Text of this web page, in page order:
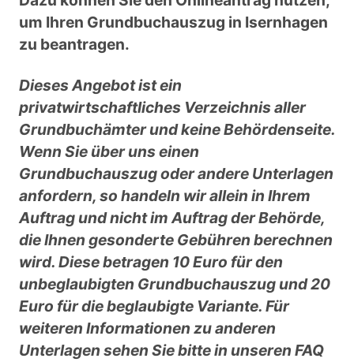
um Ihren Grundbuchauszug in Isernhagen
zu beantragen.
Dieses Angebot ist ein
privatwirtschaftliches Verzeichnis aller
Grundbuchämter und keine Behördenseite.
Wenn Sie über uns einen
Grundbuchauszug oder andere Unterlagen
anfordern, so handeln wir allein in Ihrem
Auftrag und nicht im Auftrag der Behörde,
die Ihnen gesonderte Gebühren berechnen
wird. Diese betragen 10 Euro für den
unbeglaubigten Grundbuchauszug und 20
Euro für die beglaubigte Variante. Für
weiteren Informationen zu anderen
Unterlagen sehen Sie bitte in unseren FAQ